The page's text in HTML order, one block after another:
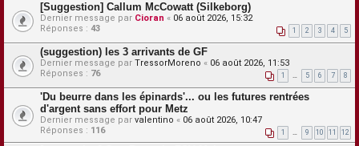
[Suggestion] Callum McCowatt (Silkeborg)
Dernier message par Cioran « 06 août 2026, 15:32
Réponses : 43 1 2 3 4 5
(suggestion) les 3 arrivants de GF
Dernier message par TressorMoreno « 06 août 2026, 11:53
Réponses : 76 1 … 5 6 7 8
'Du beurre dans les épinards'... ou les futures rentrées
d'argent sans effort pour Metz
Dernier message par valentino « 06 août 2026, 10:47
Réponses : 116 1 … 9 10 11 12